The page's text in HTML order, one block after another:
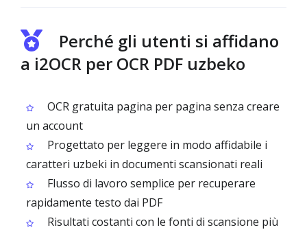
Perché gli utenti si affidano
a i2OCR per OCR PDF uzbeko
OCR gratuita pagina per pagina senza creare
un account
Progettato per leggere in modo affidabile i
caratteri uzbeki in documenti scansionati reali
Flusso di lavoro semplice per recuperare
rapidamente testo dai PDF
Risultati costanti con le fonti di scansione più